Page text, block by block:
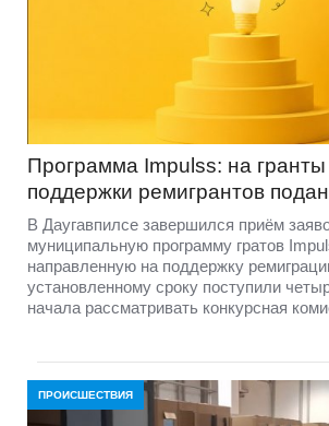
Программа Impulss: на гранты
поддержки ремигрантов
В Даугавпилсе завершился приём
муниципальную программу гратов
направленную на поддержку
установленному сроку поступили
начала рассматривать конкурсная
ПРОИСШЕСТВИЯ